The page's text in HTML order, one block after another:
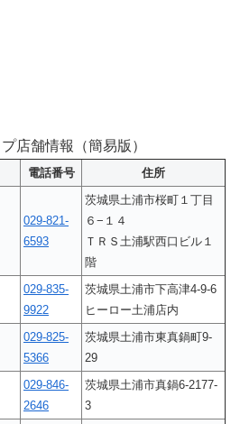
店舗情報（簡易版）
電話番号 住所
029-821-
6593
茨城県土浦市桜町１丁目
６−１４
ＴＲＳ土浦駅西口ビル１
階
029-835-
9922
茨城県土浦市下高津4-9-6
ヒーロー土浦店内
029-825-
5366
茨城県土浦市東真鍋町9-
29
029-846-
2646
茨城県土浦市真鍋6-2177-
3